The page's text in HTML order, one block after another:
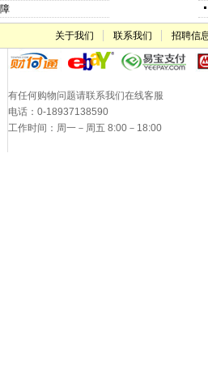
关于我们 联系我们
招聘信
有任何购物问题请联系我们在线客服
电话：0-18937138590
工作时间：周一－周五 8:00－18:00